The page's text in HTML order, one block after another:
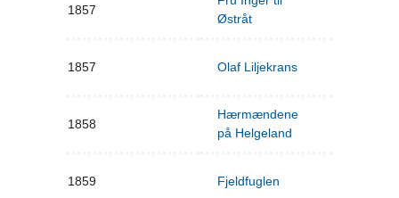
1857
Østråt
1857 Olaf Liljekrans
1858
Hærmændene
på Helgeland
1859 Fjeldfuglen